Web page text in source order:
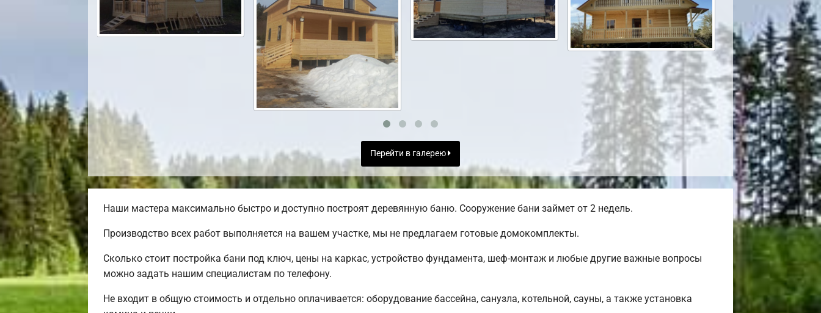
Перейти в галерею
Наши мастера максимально быстро и доступно построят деревянную баню. Сооружение бани займет от 2 недель.
Производство всех работ выполняется на вашем участке, мы не предлагаем готовые домокомплекты.
Сколько стоит постройка бани под ключ, цены на каркас, устройство фундамента, шеф-монтаж и любые другие важные вопросы
можно задать нашим специалистам по телефону.
Не входит в общую стоимость и отдельно оплачивается: оборудование бассейна, санузла, котельной, сауны, а также установка